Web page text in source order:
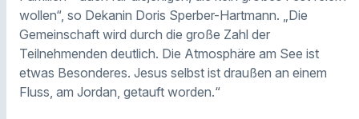
wollen“, so Dekanin Doris Sperber-Hartmann. „Die
Gemeinschaft wird durch die große Zahl der
Teilnehmenden deutlich. Die Atmosphäre am See ist
etwas Besonderes. Jesus selbst ist draußen an einem
Fluss, am Jordan, getauft worden.“